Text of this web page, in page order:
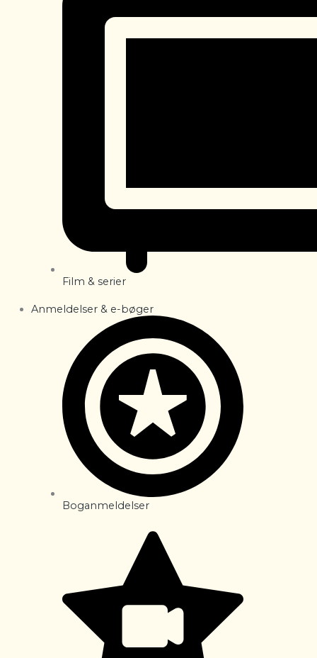
Film & serier
Anmeldelser & e-bøger
Boganmeldelser